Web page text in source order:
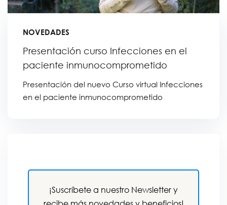
NOVEDADES
Presentación curso Infecciones en el
paciente inmunocomprometido
Presentación del nuevo Curso virtual Infecciones
en el paciente inmunocomprometido
¡Suscríbete a nuestro Newsletter y